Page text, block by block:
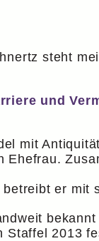
steht
und
mit
Ehefrau.
betreibt er mit
Staffel 2013